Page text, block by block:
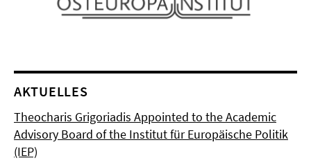
AKTUELLES
Theocharis Grigoriadis Appointed to the Academic
Advisory Board of the Institut für Europäische Politik
(IEP)